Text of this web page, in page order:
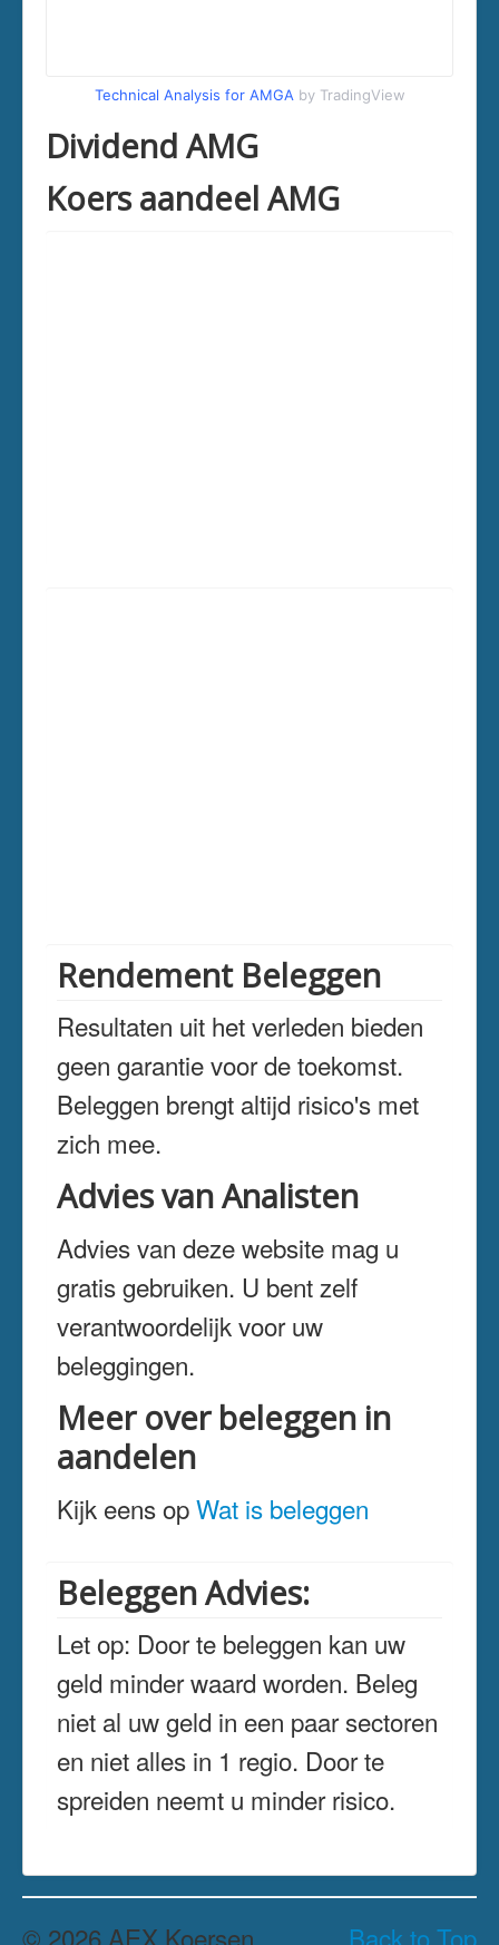
Technical Analysis for AMGAby TradingView
Dividend AMG
Koers aandeel AMG
Rendement Beleggen
Resultaten uit het verleden bieden
geen garantie voor de toekomst.
Beleggen brengt altijd risico's met
zich mee.
Advies van Analisten
Advies van deze website mag u
gratis gebruiken. U bent zelf
verantwoordelijk voor uw
beleggingen.
Meer over beleggen in
aandelen
Kijk eens opWat is beleggen
Beleggen Advies:
Let op: Door te beleggen kan uw
geld minder waard worden. Beleg
niet al uw geld in een paar sectoren
en niet alles in 1 regio. Door te
spreiden neemt u minder risico.
Back to Top
© 2026 AEX Koersen